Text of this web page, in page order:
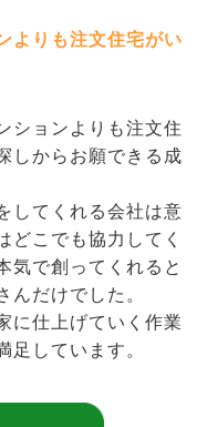
よりも注文住宅がい
ションよりも注文住
しからお願できる成
してくれる会社は意
どこでも協力してく
気で創ってくれると
んだけでした。
に仕上げていく作業
足しています。